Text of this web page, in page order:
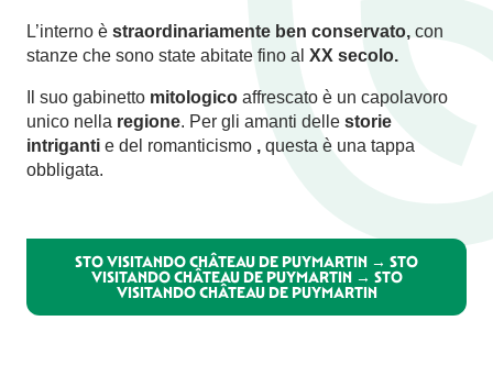
L’interno è straordinariamente ben conservato, con
stanze che sono state abitate fino al XX secolo.
Il suo gabinetto mitologico affrescato è un capolavoro
unico nella regione. Per gli amanti delle storie
intriganti e del romanticismo , questa è una tappa
obbligata.
STO VISITANDO CHÂTEAU DE PUYMARTIN → STO
VISITANDO CHÂTEAU DE PUYMARTIN → STO
VISITANDO CHÂTEAU DE PUYMARTIN